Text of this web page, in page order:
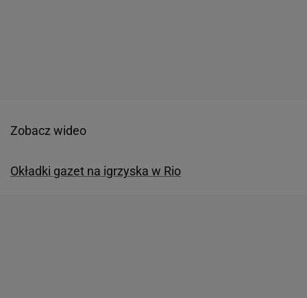
Zobacz wideo
Okładki gazet na igrzyska w Rio